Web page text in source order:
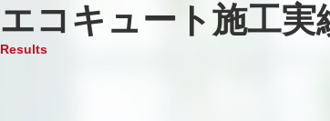
エコキュート施工実
Results